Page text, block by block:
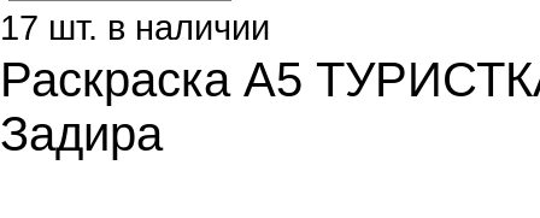
17 шт. в наличии
Раскраска А5
Задира